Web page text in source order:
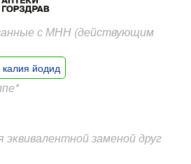
с МНН (действующим
калия йодид
заменой друг